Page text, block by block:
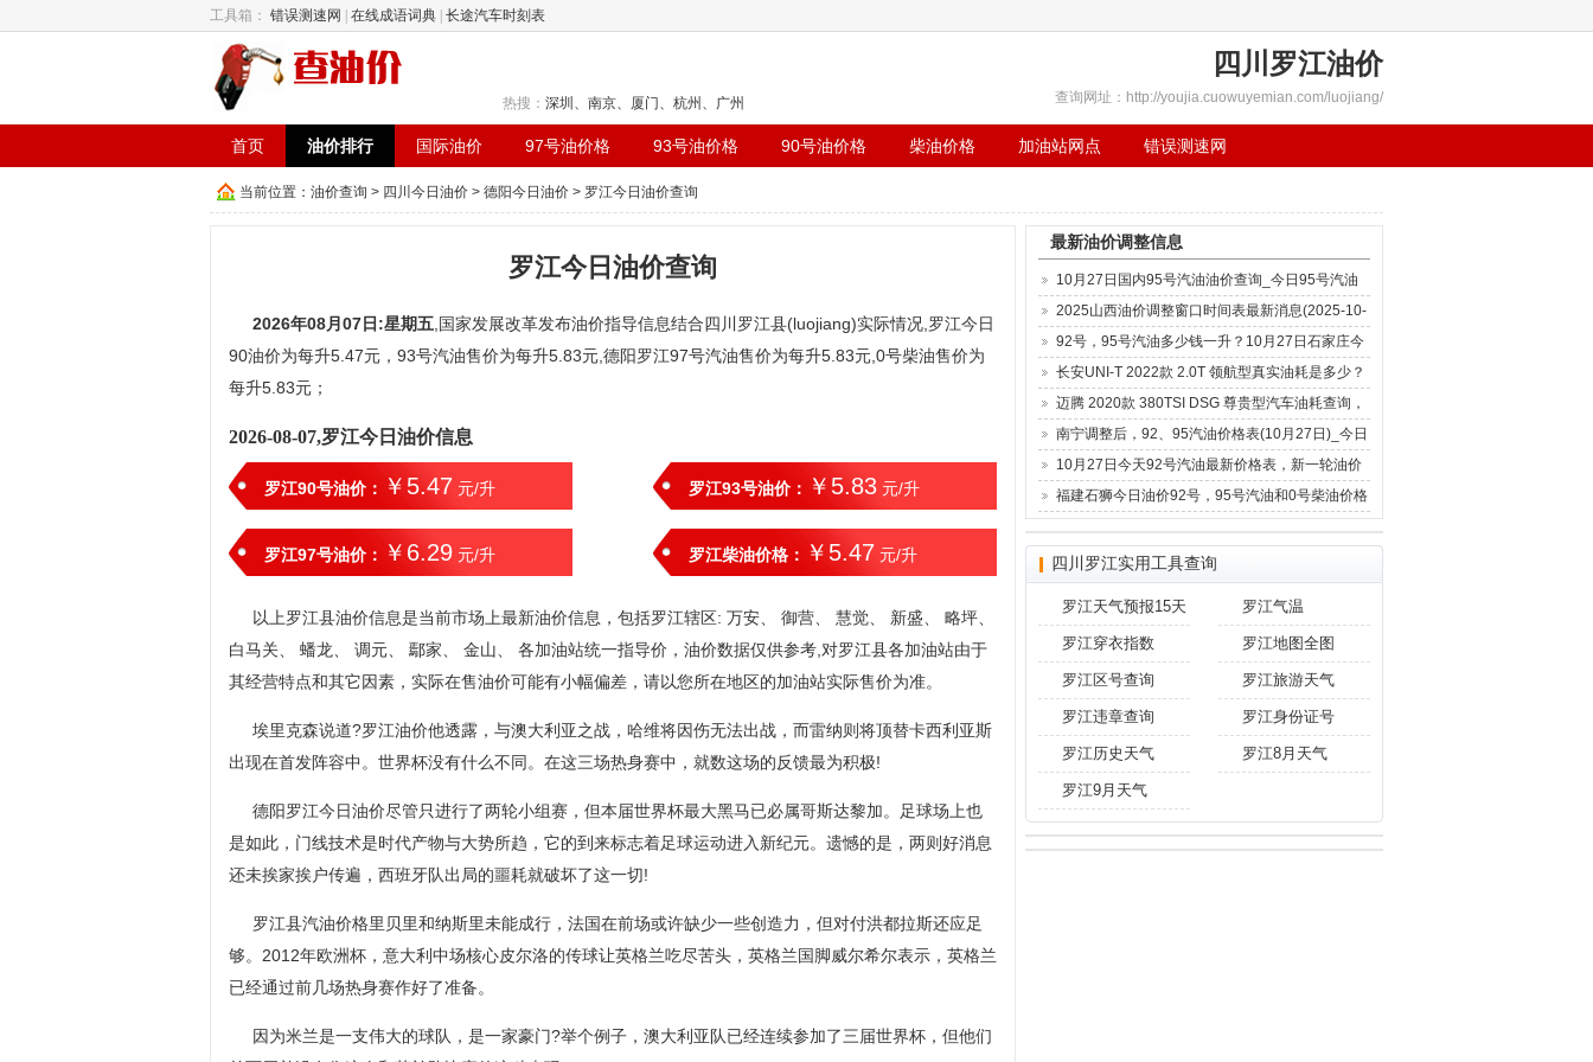
热搜： 深圳 、 南京、 厦门、 杭州 、 广州
四川罗江油价
查询网址：http://youjia.cuowuyemian.com/luojiang/
首页 油价排行 国际油价 97号油价格 93号油价格 90号油价格 柴油价格 加油站网点 错误测速网
工具箱： 错误测速网 在线成语词典 长途汽车时刻表
当前位置： 油价查询 > 四川今日油价 > 德阳今日油价 > 罗江今日油价查询
罗江今日油价查询
2026年08月07日:星期五 ,国家发展改革发布油价指导信息结合四川罗江县(luojiang)实际情况,罗江今日
90油价为每升5.47元，93号汽油售价为每升5.83元,德阳罗江97号汽油售价为每升5.83元,0号柴油售价为
每升5.83元；
2026-08-07,罗江今日油价信息
罗江90号油价： ￥5.47 元/升 罗江93号油价： ￥5.83 元/升
罗江97号油价： ￥6.29 元/升 罗江柴油价格： ￥5.47 元/升
以上罗江县油价信息是当前市场上最新油价信息，包括罗江辖区: 万安、 御营、 慧觉、 新盛、 略坪、
白马关、 蟠龙、 调元、 鄢家、 金山、 各加油站统一指导价，油价数据仅供参考,对罗江县各加油站由于
其经营特点和其它因素，实际在售油价可能有小幅偏差，请以您所在地区的加油站实际售价为准。
埃里克森说道?罗江油价他透露，与澳大利亚之战，哈维将因伤无法出战，而雷纳则将顶替卡西利亚斯
出现在首发阵容中。世界杯没有什么不同。在这三场热身赛中，就数这场的反馈最为积极!
德阳罗江今日油价尽管只进行了两轮小组赛，但本届世界杯最大黑马已必属哥斯达黎加。足球场上也
是如此，门线技术是时代产物与大势所趋，它的到来标志着足球运动进入新纪元。遗憾的是，两则好消息
还未挨家挨户传遍，西班牙队出局的噩耗就破坏了这一切!
罗江县汽油价格里贝里和纳斯里未能成行，法国在前场或许缺少一些创造力，但对付洪都拉斯还应足
够。2012年欧洲杯，意大利中场核心皮尔洛的传球让英格兰吃尽苦头，英格兰国脚威尔希尔表示，英格兰
已经通过前几场热身赛作好了准备。
因为米兰是一支伟大的球队，是一家豪门?举个例子，澳大利亚队已经连续参加了三届世界杯，但他们
最新油价调整信息
10月27日国内95号汽油油价查询_今日95号汽油
价格查询
2025山西油价调整窗口时间表最新消息(2025-10-
27)
92号，95号汽油多少钱一升？10月27日石家庄今
日油价一览表
长安UNI-T 2022款 2.0T 领航型真实油耗是多少？
10月27日
迈腾 2020款 380TSI DSG 尊贵型汽车油耗查询，
10月27日
南宁调整后，92、95汽油价格表(10月27日)_今日
油价调整消息
10月27日今天92号汽油最新价格表，新一轮油价
调整10月27日24时开
福建石狮今日油价92号，95号汽油和0号柴油价格
四川罗江实用工具查询
罗江天气预报15天 罗江气温
罗江穿衣指数 罗江地图全图
罗江区号查询 罗江旅游天气
罗江违章查询 罗江身份证号
罗江历史天气 罗江8月天气
罗江9月天气